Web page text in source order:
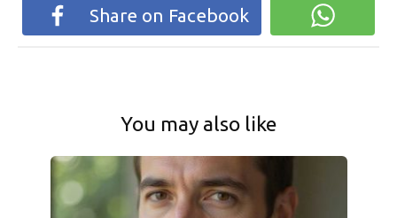
Share on Facebook
You may also like